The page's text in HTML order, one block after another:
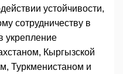
устойчивости,
сотрудничеству в
укрепление
Кыргызской
Туркменистаном и